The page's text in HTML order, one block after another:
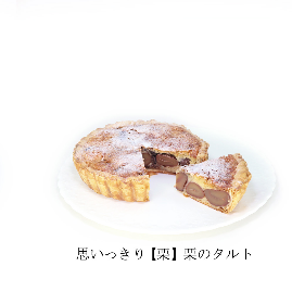
[t0003] 思いっきり【栗】 栗
のタルト